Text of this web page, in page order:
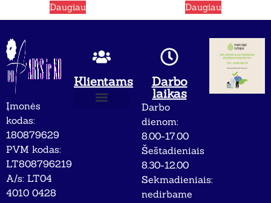
Daugiau Daugiau
Įmonės
kodas:
180879629
PVM kodas:
LT808796219
A/s: LT04
4010 0428
Klientams
Darbo
laikas
Darbo
dienom:
8.00-17.00
Šeštadieniais
8.30-12.00
Sekmadieniais:
nedirbame